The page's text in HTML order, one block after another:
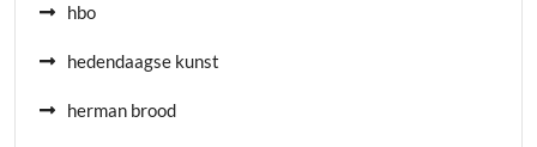
hbo
hedendaagse kunst
herman brood